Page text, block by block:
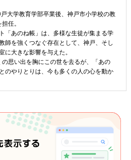
大学教育学部卒業後、神戸市小学校の教
任。
「あのね帳」は、多様な生徒が集まる学
師を強くつなぐ存在として、神戸、そし
に大きな影響を与えた。
思い出を胸にこの世を去るが、「あの
のやりとりは、今も多くの人の心を動か